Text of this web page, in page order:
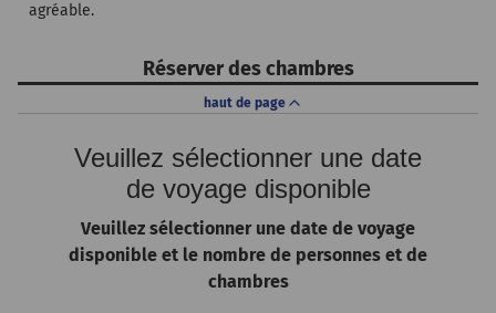
agréable.
Réserver des chambres
haut de page
Veuillez sélectionner une date
de voyage disponible
Veuillez sélectionner une date de voyage
disponible et le nombre de personnes et de
chambres